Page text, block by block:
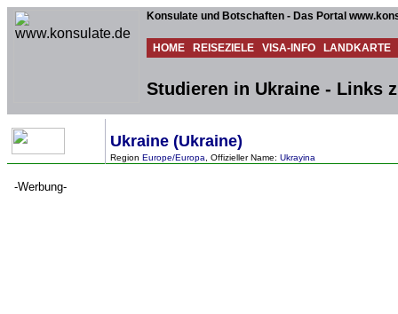
Konsulate und Botschaften - Das Portal
HOME REISEZIELE VISA-INFO LANDKARTE
Studieren in Ukraine - Links
Ukraine (Ukraine)
Region Europe/Europa , Offizieller Name: Ukrayina
-Werbung-